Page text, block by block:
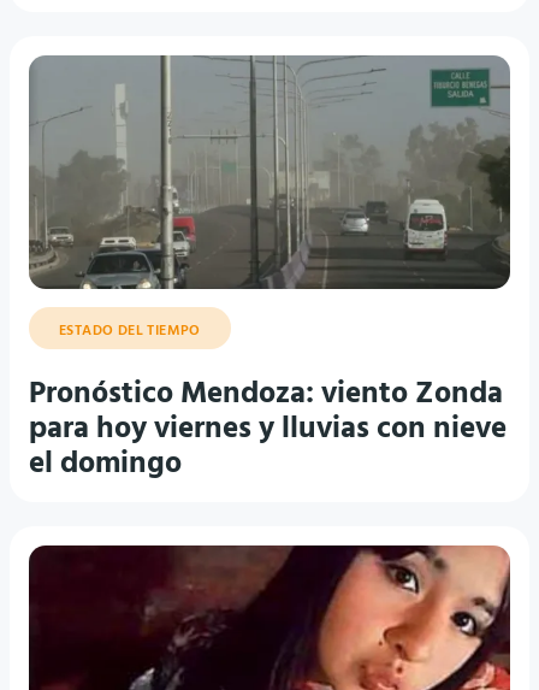
ESTADO DEL TIEMPO
Pronóstico Mendoza: viento Zonda
para hoy viernes y lluvias con nieve
el domingo